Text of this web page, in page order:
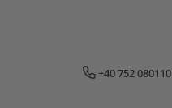
+40 752 080110